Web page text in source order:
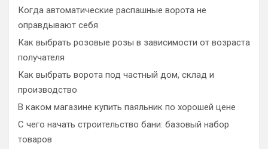
Когда автоматические распашные ворота не
оправдывают себя
Как выбрать розовые розы в зависимости от возраста
получателя
Как выбрать ворота под частный дом, склад и
производство
В каком магазине купить паяльник по хорошей цене
С чего начать строительство бани: базовый набор
товаров